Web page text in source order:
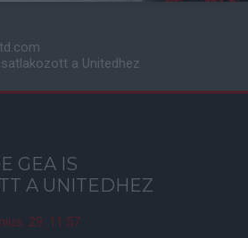
a Unitedhez
GEA IS
A UNITEDHEZ
29. 11:57